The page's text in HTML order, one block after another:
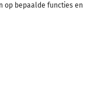
op bepaalde functies en
als “schuldige”